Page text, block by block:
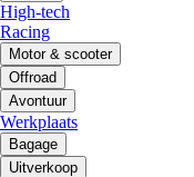
High-tech
Racing
Motor & scooter
Offroad
Avontuur
Werkplaats
Bagage
Uitverkoop